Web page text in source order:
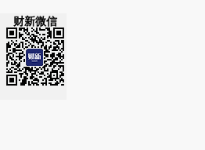
财新微信